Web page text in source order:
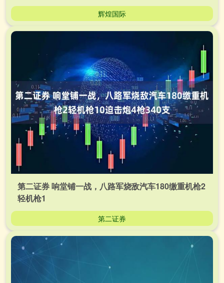
辉煌国际
第二证券 响堂铺一战，八路军烧敌汽车180缴重机枪2
轻机枪1
第二证券